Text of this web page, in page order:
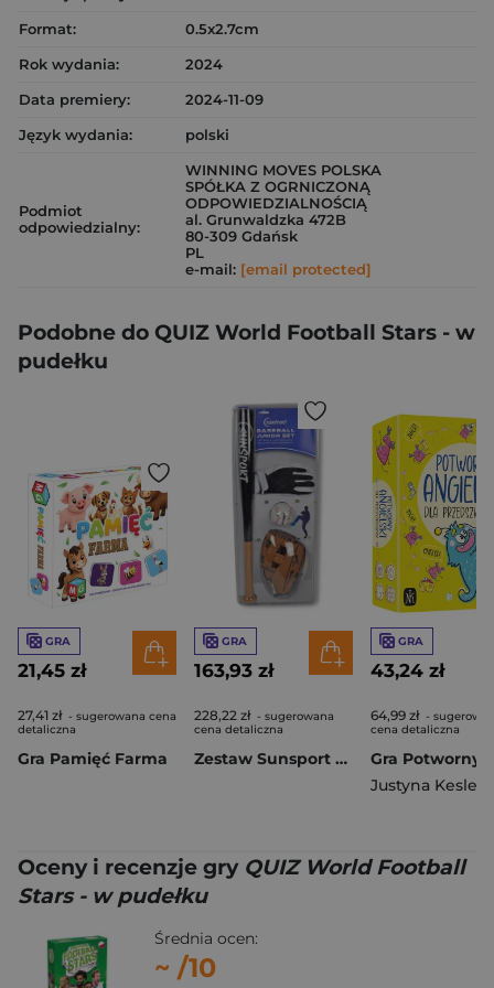
Format:
0.5x2.7cm
Rok wydania:
2024
Data premiery:
2024-11-09
Język wydania:
polski
Podmiot
odpowiedzialny:
WINNING MOVES POLSKA
SPÓŁKA Z OGRNICZONĄ
ODPOWIEDZIALNOŚCIĄ
al. Grunwaldzka 472B
80-309 Gdańsk
PL
e-mail: [email protected]
Podobne do QUIZ World Football Stars - w
pudełku
GRA
21,45 zł
27,41 zł - sugerowana cena
detaliczna
Gra Pamięć Farma
GRA
163,93 zł
228,22 zł - sugerowana
cena detaliczna
Zestaw Sunsport Baseball Set dla początkujących
GRA
43,24 zł
64,99 zł -
cena detaliczna
Justyna Kesler
Oceny i recenzje gry QUIZ World Football
Stars - w pudełku
Średnia ocen:
~ /10